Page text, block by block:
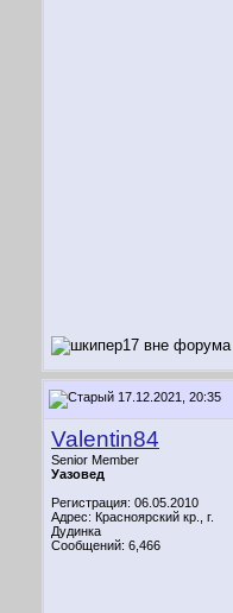
17.12.2021, 20:35
Valentin84
Senior Member
Уазовед
Регистрация: 06.05.2010
Адрес: Красноярский кр., г.
Дудинка
Сообщений: 6,466